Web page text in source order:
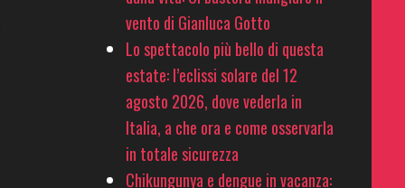
vento di Gianluca Gotto
Lo spettacolo più bello di questa
estate: l’eclissi solare del 12
agosto 2026, dove vederla in
Italia, a che ora e come osservarla
in totale sicurezza
Chikungunya e dengue in vacanza: